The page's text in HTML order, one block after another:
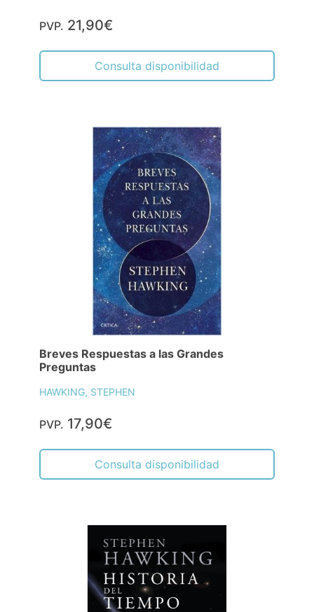
PVP. 21,90€
Consulta disponibilidad
Breves Respuestas a las Grandes
Preguntas
HAWKING, STEPHEN
PVP. 17,90€
Consulta disponibilidad